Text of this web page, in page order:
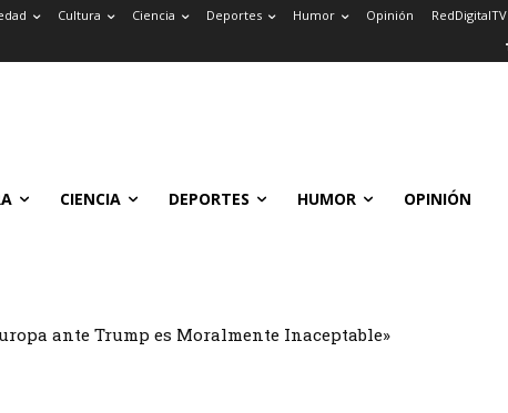
Cultura Ciencia Deportes Humor Opinión RedDigitalTV
CIENCIA DEPORTES HUMOR OPINIÓN
ante Trump es Moralmente Inaceptable»